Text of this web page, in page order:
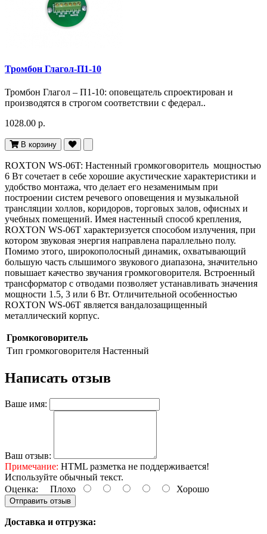
Тромбон Глагол-П1-10
Тромбон Глагол – П1-10: оповещатель спроектирован и
производятся в строгом соответствии с федерал..
1028.00 р.
В корзину
ROXTON WS-06T: Настенный громкоговоритель мощностью
6 Вт сочетает в себе хорошие акустические характеристики и
удобство монтажа, что делает его незаменимым при
построении систем речевого оповещения и музыкальной
трансляции холлов, коридоров, торговых залов, офисных и
учебных помещений. Имея настенный способ крепления,
ROXTON WS-06T характеризуется способом излучения, при
котором звуковая энергия направлена параллельно полу.
Помимо этого, широкополосный динамик, охватывающий
большую часть слышимого звукового диапазона, значительно
повышает качество звучания громкоговорителя. Встроенный
трансформатор с отводами позволяет устанавливать значения
мощности 1.5, 3 или 6 Вт. Отличительной особенностью
ROXTON WS-06T является вандалозащищенный
металлический корпус.
Громкоговоритель
Тип громкоговорителя Настенный
Написать отзыв
Ваше имя:
Ваш отзыв:
Примечание: HTML разметка не поддерживается!
Используйте обычный текст.
Оценка: Плохо Хорошо
Отправить отзыв
Доставка и отгрузка: